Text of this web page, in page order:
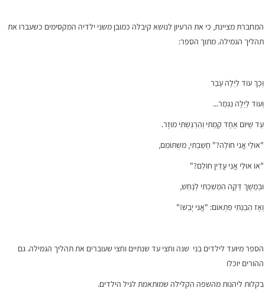
המחברת מציינת, כי את הרעיון לנושא קיבלה כמובן משני ילדיה המקסימים כשעברו את
תהליך הגמילה. מתוך הספר:
וְכָךְ עוֹד לַיְלָה עָבַר
וְעוֹד לַיְלָה נִגְמַר...
עַד שֶׁיּוֹם אֶחָד קַמְתִּי וְהִרְגַּשְׁתִּי מוּזָר.
"אוּלַי אֲנִי חוֹלֶה?" חָשַׁבְתִּי, מִשְׁתּוֹמֵם,
"אוֹ אוּלַי אֲנִי עֲדַיִן חוֹלֵם?"
וּבְמֶשֶׁךְ דַּקָּה הִמְשַׁכְתִּי לְנַחֵשׁ,
וְאָז הֵבַנְתִּי פִּתְאוֹם: "אֲנִי יָבֵשׁ!"
הספר מיועד לילדים בני שנה וחצי עד שנתיים וחצי שעוברים את תהליך הגמילה. גם
ההורים יוכלו
בקלות ליהנות מהשפה הקלילה שמותאמת לגיל הילדים.